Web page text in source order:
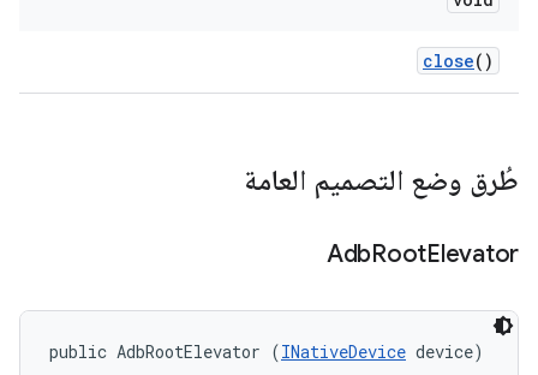
close()
طُرق وضع التصميم العامة
AdbRootElevator
public AdbRootElevator (INativeDevice device)